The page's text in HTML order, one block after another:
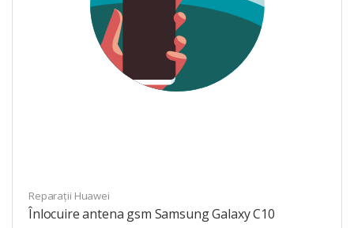
Reparații Huawei
Înlocuire antena gsm Samsung Galaxy C10